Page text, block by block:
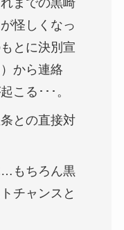
までの黒崎
怪しくなっ
とに決別宣
から連絡
こる･･･。
との直接対
…もちろん黒
チャンスと